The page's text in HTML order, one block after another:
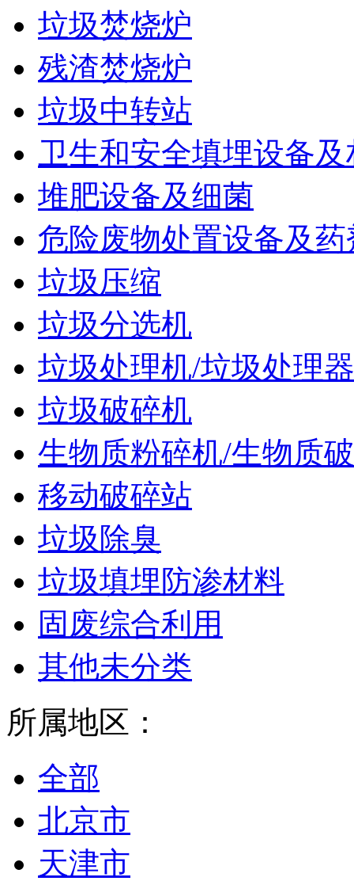
垃圾焚烧炉
残渣焚烧炉
垃圾中转站
卫生和安全填埋设备
堆肥设备及细菌
危险废物处置设备及药
垃圾压缩
垃圾分选机
垃圾处理机/垃圾处理器
垃圾破碎机
生物质粉碎机/生物质
移动破碎站
垃圾除臭
垃圾填埋防渗材料
固废综合利用
其他未分类
所属地区：
全部
北京市
天津市